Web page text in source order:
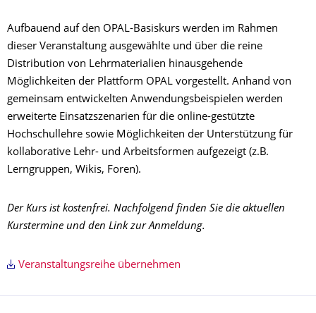
Aufbauend auf den OPAL-Basiskurs werden im Rahmen
dieser Veranstaltung ausgewählte und über die reine
Distribution von Lehrmaterialien hinausgehende
Möglichkeiten der Plattform OPAL vorgestellt. Anhand von
gemeinsam entwickelten Anwendungsbeispielen werden
erweiterte Einsatzszenarien für die online-gestützte
Hochschullehre sowie Möglichkeiten der Unterstützung für
kollaborative Lehr- und Arbeitsformen aufgezeigt (z.B.
Lerngruppen, Wikis, Foren).
Der Kurs ist kostenfrei. Nachfolgend finden Sie die aktuellen
Kurstermine und den Link zur Anmeldung.
Veranstaltungsreihe übernehmen